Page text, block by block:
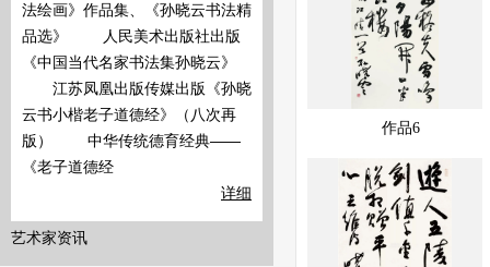
法绘画》作品集、《孙晓云书法精
品选》 人民美术出版社出版
《中国当代名家书法集孙晓云》
江苏凤凰出版传媒出版《孙晓
云书小楷老子道德经》（八次再
版） 中华传统德育经典——
《老子道德经
详细
艺术家资讯
快速查看
作品6